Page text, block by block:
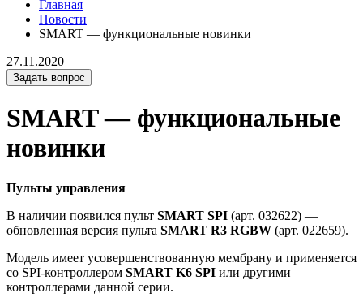
Главная
Новости
SMART — функциональные новинки
27.11.2020
Задать вопрос
SMART — функциональные
новинки
Пульты управления
В наличии появился пульт SMART SPI (арт. 032622) —
обновленная версия пульта SMART R3 RGBW (арт. 022659).
Модель имеет усовершенствованную мембрану и применяется
со SPI-контроллером SMART K6 SPI или другими
контроллерами данной серии.